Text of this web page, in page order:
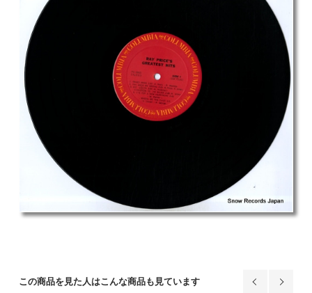
この商品を見た人はこんな商品も見ています